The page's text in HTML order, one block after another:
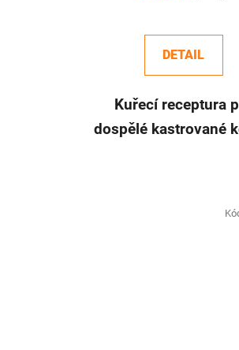
DETAIL
Kuřecí receptura
dospělé kastrované